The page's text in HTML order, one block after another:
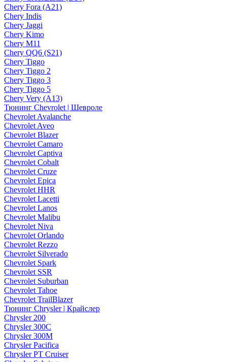
Chery Fora (A21)
Chery Indis
Chery Jaggi
Chery Kimo
Chery M11
Chery QQ6 (S21)
Chery Tiggo
Chery Tiggo 2
Chery Tiggo 3
Chery Tiggo 5
Chery Very (A13)
Тюнинг Chevrolet | Шевроле
Chevrolet Avalanche
Chevrolet Aveo
Chevrolet Blazer
Chevrolet Camaro
Chevrolet Captiva
Chevrolet Cobalt
Chevrolet Cruze
Chevrolet Epica
Chevrolet HHR
Chevrolet Lacetti
Chevrolet Lanos
Chevrolet Malibu
Chevrolet Niva
Chevrolet Orlando
Chevrolet Rezzo
Chevrolet Silverado
Chevrolet Spark
Chevrolet SSR
Chevrolet Suburban
Chevrolet Tahoe
Chevrolet TrailBlazer
Тюнинг Chrysler | Крайслер
Chrysler 200
Chrysler 300C
Chrysler 300M
Chrysler Pacifica
Chrysler PT Cruiser